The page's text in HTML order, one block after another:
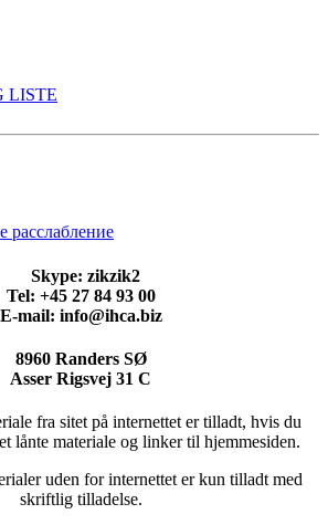
LISTE
расслабление
Skype: zikzik2
Tel: +45 27 84 93 00
E-mail: info@ihca.biz
8960 Randers SØ
Asser Rigsvej 31 C
fra sitet på internettet er tilladt, hvis du
lånte materiale og linker til hjemmesiden.
uden for internettet er kun tilladt med
skriftlig tilladelse.